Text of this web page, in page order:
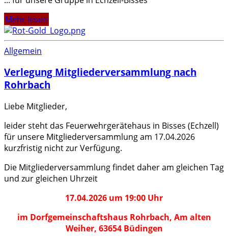
Mehr lesen
Allgemein
Verlegung Mitgliederversammlung nach
Rohrbach
Liebe Mitglieder,
leider steht das Feuerwehrgerätehaus in Bisses (Echzell)
für unsere Mitgliederversammlung am 17.04.2026
kurzfristig nicht zur Verfügung.
Die Mitgliederversammlung findet daher am gleichen Tag
und zur gleichen Uhrzeit
17.04.2026 um 19:00 Uhr
im Dorfgemeinschaftshaus Rohrbach, Am alten
Weiher, 63654 Büdingen